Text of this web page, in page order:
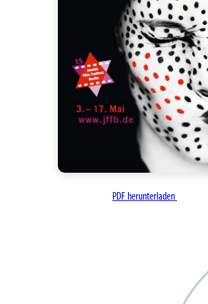
PDF herunterladen